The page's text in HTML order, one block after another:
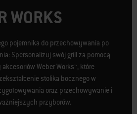
WORKS
pojemnika do przechowywania po
Spersonalizuj swój grill za pomocą
Weber Works™, które
stolika bocznego w
oraz przechowywanie i
przyborów.